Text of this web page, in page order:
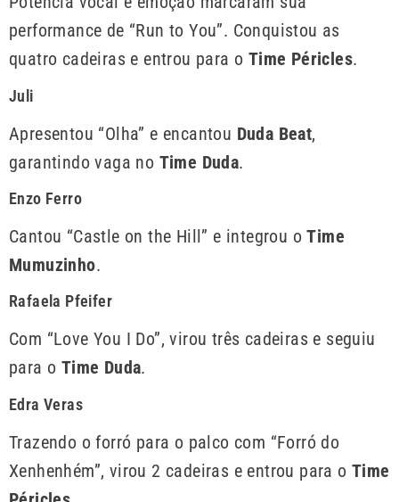
performance de “Run to You”. Conquistou as
quatro cadeiras e entrou para o Time Péricles.
Juli
Apresentou “Olha” e encantou Duda Beat,
garantindo vaga no Time Duda.
Enzo Ferro
Cantou “Castle on the Hill” e integrou oTime
Mumuzinho.
Rafaela Pfeifer
Com “Love You I Do”, virou três cadeiras e seguiu
para o Time Duda.
Edra Veras
Trazendo o forró para o palco com “Forró do
Xenhenhém”, virou 2 cadeiras e entrou para o Time